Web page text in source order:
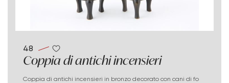
48
Coppia di antichi incensieri
Coppia di antichi incensieri in bronzo decorato con cani di fo